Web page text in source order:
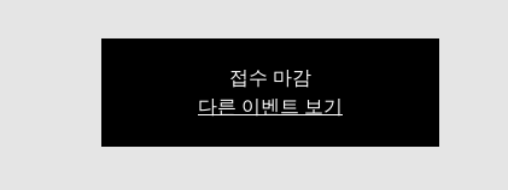
접수 마감
다른 이벤트 보기